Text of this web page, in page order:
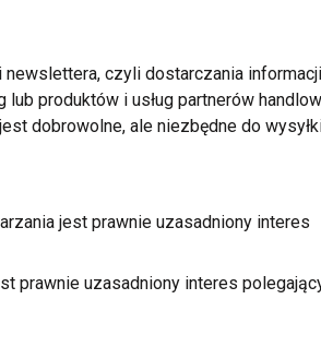
czyli dostarczania informacji
lub produktów i usługpartnerów
dobrowolne, ale niezbędne do
jest prawnie uzasadniony interes
prawnie uzasadniony interes